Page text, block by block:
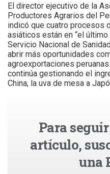
El director ejecutivo de la
Productores Agrarios del
indicó que cuatro procesos
asiáticos están en “el
Servicio Nacional de
abrir más oportunidades
agroexportaciones
continúa gestionando el
China, la uva de mesa a
Para
artículo,
una